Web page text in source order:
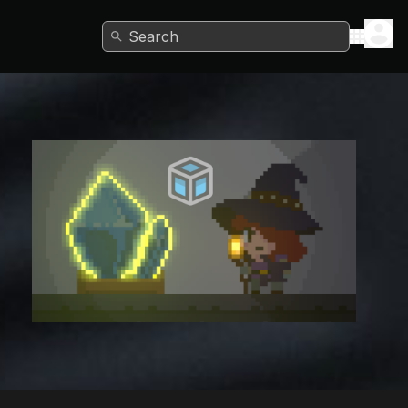
Search